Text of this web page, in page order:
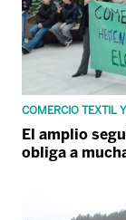
COMERCIO TEXTIL
El amplio
obliga a